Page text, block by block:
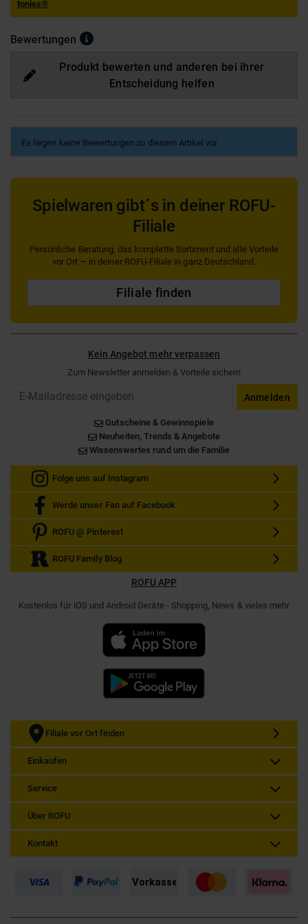
tonies®
Bewertungen
Produkt bewerten und anderen bei ihrer
Entscheidung helfen
Es liegen keine Bewertungen zu diesem Artikel vor.
Spielwaren gibt´s in deiner ROFU-
Filiale
Persönliche Beratung, das komplette Sortiment und alle Vorteile
vor Ort — in deiner ROFU-Filiale in ganz Deutschland.
Filiale finden
Kein Angebot mehr verpassen
Zum Newsletter anmelden & Vorteile sichern
Anmelden
Gutscheine & Gewinnspiele
Neuheiten, Trends & Angebote
Wissenswertes rund um die Familie
Folge uns auf Instagram
Werde unser Fan auf Facebook
ROFU @ Pinterest
ROFU Family Blog
ROFU APP
Kostenlos für iOS und Android Geräte - Shopping, News & vieles mehr
Filiale vor Ort finden
Einkaufen
Service
Über ROFU
Kontakt